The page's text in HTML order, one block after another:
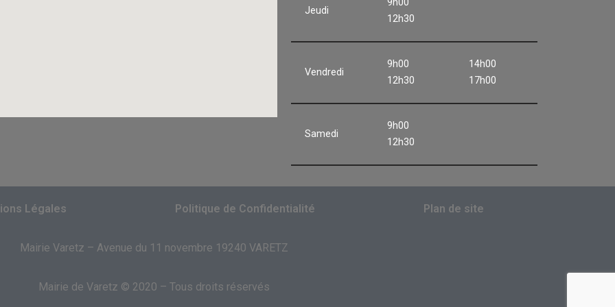
Jeudi
9h00
12h30
Vendredi
9h00
12h30
14h00
17h00
Samedi
9h00
12h30
Légales Politique de Confidentialité Plan de site
Mairie Varetz – Avenue du 11 novembre 19240 VARETZ
Mairie de Varetz © 2020 – Tous droits réservés